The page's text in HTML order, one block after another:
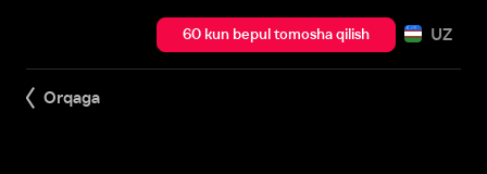
60 kun bepul tomosha qilish UZ
Orqaga